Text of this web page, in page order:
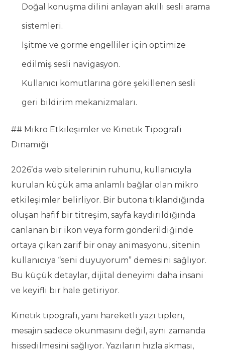
Doğal konuşma dilini anlayan akıllı sesli arama
sistemleri.
İşitme ve görme engelliler için optimize
edilmiş sesli navigasyon.
Kullanıcı komutlarına göre şekillenen sesli
geri bildirim mekanizmaları.
## Mikro Etkileşimler ve Kinetik Tipografi
Dinamiği
2026’da web sitelerinin ruhunu, kullanıcıyla
kurulan küçük ama anlamlı bağlar olan mikro
etkileşimler belirliyor. Bir butona tıklandığında
oluşan hafif bir titreşim, sayfa kaydırıldığında
canlanan bir ikon veya form gönderildiğinde
ortaya çıkan zarif bir onay animasyonu, sitenin
kullanıcıya “seni duyuyorum” demesini sağlıyor.
Bu küçük detaylar, dijital deneyimi daha insani
ve keyifli bir hale getiriyor.
Kinetik tipografi, yani hareketli yazı tipleri,
mesajın sadece okunmasını değil, aynı zamanda
hissedilmesini sağlıyor. Yazıların hızla akması,